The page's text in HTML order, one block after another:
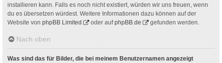
installieren kann. Falls es noch nicht existiert, würden wir uns freuen, wenn
du es übersetzen würdest. Weitere Informationen dazu können auf der
Website von phpBB Limited oder aufphpBB.de gefunden werden.
Nach oben
Was sind das für Bilder, die bei meinem Benutzernamen angezeigt